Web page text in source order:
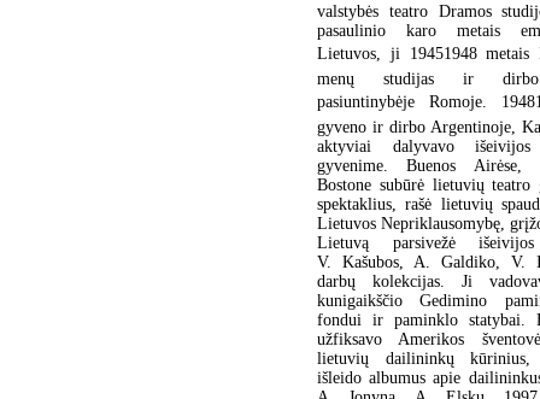
valstybės teatro Dramos
pasaulinio karo metais
Lietuvos, ji 19451948 metais
menų studijas ir dirbo
pasiuntinybėje Romoje.
gyveno ir dirbo Argentinoje,
aktyviai dalyvavo išeivijos
gyvenime. Buenos Airėse,
Bostone subūrė lietuvių teatro
spektaklius, rašė lietuvių
Lietuvos Nepriklausomybę,
Lietuvą parsivežė
V. Kašubos, A. Galdiko,
darbų kolekcijas. Ji
kunigaikščio Gedimino
fondui ir paminklo statybai.
užfiksavo Amerikos
lietuvių dailininkų
išleido albumus apie